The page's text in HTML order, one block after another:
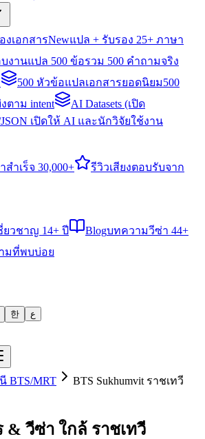
เอกสารNewแปล + รับรอง 25+ ภาษา
งานแปล 500 ข้อรวม 500 คำถามจริง
500 หัวข้อแปลเอกสารยอดนิยม500
ตาม intent
AI Datasets (เปิด
JSON เปิดให้ AI และนักวิจัยใช้งาน
สำเร็จ 30,000+ รีวิวเสียงตอบรับจาก
ยวชาญ 14+ ปี Blogบทความวีซ่า 44+
มที่พบบ่อย
한 ع
BTS/MRT
BTS Sukhumvit ราชเทวี
& วีซ่า ใกล้ ราชเทวี